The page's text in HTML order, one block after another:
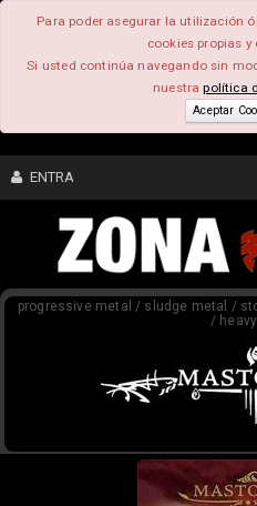
Para poder asegurar la utilización
cookies propias y
Si usted continúa navegando sin
nuestrapolítica
Aceptar
ENTRA
CONTENIDO
COMUNIDAD
progressive metal / sludge metal /
/